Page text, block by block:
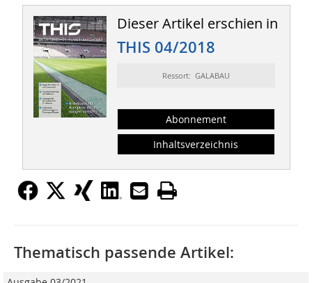
Dieser Artikel erschien in
THIS 04/2018
Ressort: GALABAU
Abonnement
Inhaltsverzeichnis
Thematisch passende Artikel: